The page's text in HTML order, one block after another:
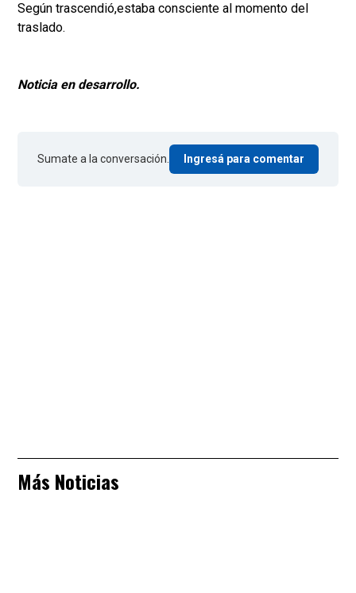
Según trascendió,estaba consciente al momento del
traslado.
Noticia en desarrollo.
Sumate a la conversación. Ingresá para comentar
Más Noticias